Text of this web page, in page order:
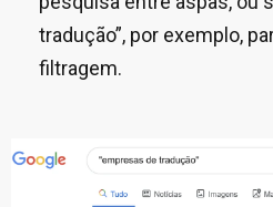
tradução”, por exemplo,
filtragem.